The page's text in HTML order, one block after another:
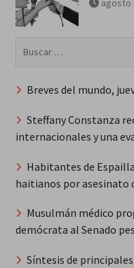
agosto
Breves del mundo,
Steffany Constanza
internacionales y una
Habitantes de
haitianos por asesinato
Musulmán médico
demócrata al Senado
Síntesis de